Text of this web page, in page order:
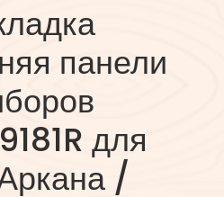
панели
для
/